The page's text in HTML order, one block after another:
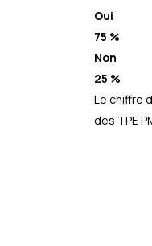
Oui
75 %
Non
25 %
Le chiffre
des TPE